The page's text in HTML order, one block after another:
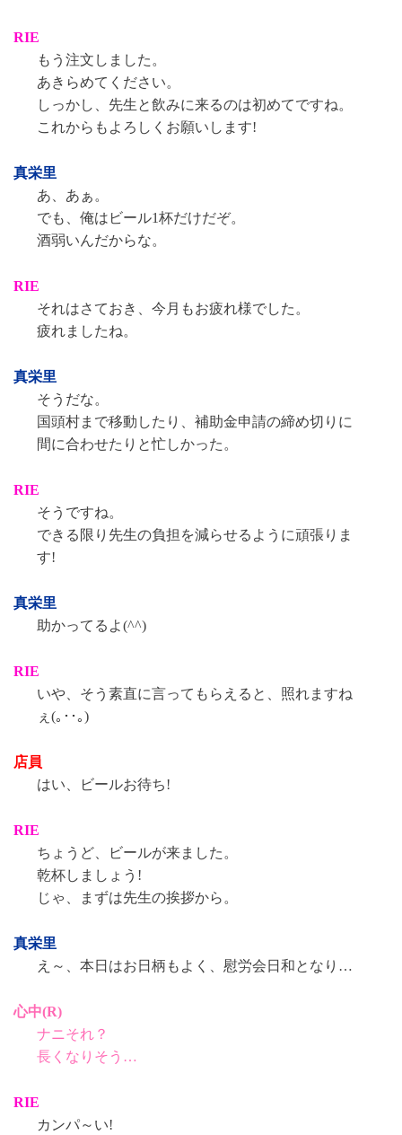
RIE
もう注文しました。
あきらめてください。
しっかし、先生と飲みに来るのは初めてですね。
これからもよろしくお願いします!
真栄里
あ、あぁ。
でも、俺はビール1杯だけだぞ。
酒弱いんだからな。
RIE
それはさておき、今月もお疲れ様でした。
疲れましたね。
真栄里
そうだな。
国頭村まで移動したり、補助金申請の締め切りに
間に合わせたりと忙しかった。
RIE
そうですね。
できる限り先生の負担を減らせるように頑張りま
す!
真栄里
助かってるよ(^^)
RIE
いや、そう素直に言ってもらえると、照れますね
ぇ(｡･･｡)
店員
はい、ビールお待ち!
RIE
ちょうど、ビールが来ました。
乾杯しましょう!
じゃ、まずは先生の挨拶から。
真栄里
え～、本日はお日柄もよく、慰労会日和となり…
心中(R)
ナニそれ？
長くなりそう…
RIE
カンパ～い!